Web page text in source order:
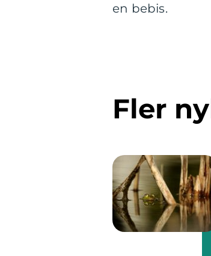
en bebis.
Fler